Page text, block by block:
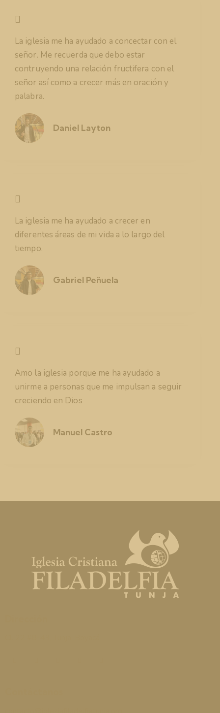
La iglesia me ha ayudado a concectar con el
señor. Me recuerda que debo estar
contruyendo una relación fructifera con el
señor así como a crecer más en oración y
palabra.
Daniel Layton
La iglesia me ha ayudado a crecer en
diferentes áreas de mi vida a lo largo del
tiempo.
Gabriel Peñuela
Amo la iglesia porque me ha ayudado a
unirme a personas que me impulsan a seguir
creciendo en Dios
Manuel Castro